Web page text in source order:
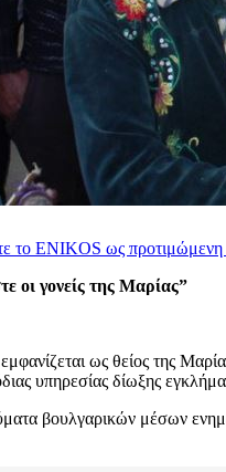
το ENIKOS ως
οι γονείς της Μαρίας”
ως θείος της
υπηρεσίας δίωξης
βουλγαρικών μέσων